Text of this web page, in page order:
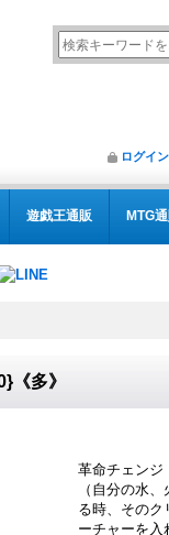
ログイン
遊戯王通販 MTG
《多》
革命チェンジ
（自分の水
る時、そのク
ーチャーを入